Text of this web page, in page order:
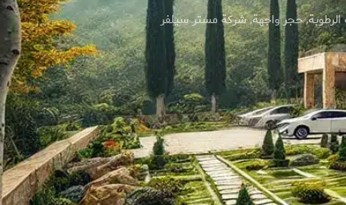
,حجر واجهة,شركة مستر سيلفر